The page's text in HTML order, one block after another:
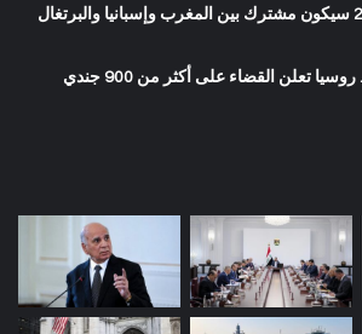
على مختلف المحاور.. روسيا تعلن القضاء على أكثر من 900 جندي